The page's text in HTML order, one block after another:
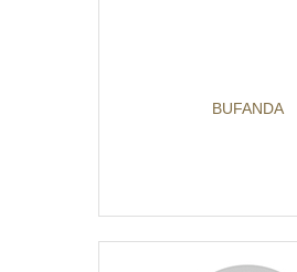
BUFANDA